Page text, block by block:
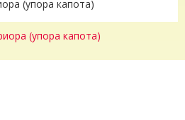
(упора капота)
(упора капота)